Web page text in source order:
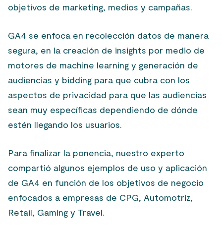
objetivos de marketing, medios y campañas.
GA4 se enfoca en recolección datos de manera
segura, en la creación de insights por medio de
motores de machine learning y generación de
audiencias y bidding para que cubra con los
aspectos de privacidad para que las audiencias
sean muy específicas dependiendo de dónde
estén llegando los usuarios.
Para finalizar la ponencia, nuestro experto
compartió algunos ejemplos de uso y aplicación
de GA4 en función de los objetivos de negocio
enfocados a empresas de CPG, Automotriz,
Retail, Gaming y Travel.